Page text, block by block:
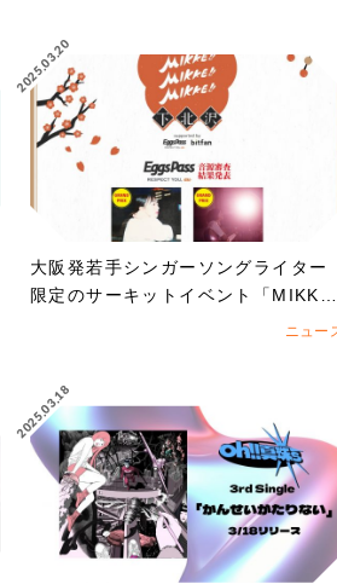
2025.03.20
大阪発若手シンガーソングライター
限定のサーキットイベント「MIKK
E!!MIKKE!!MIKKE!!2025下北沢」
ニュー
2025.03.18